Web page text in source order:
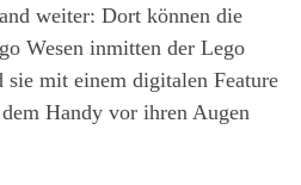
weiter: Dort können die
Wesen inmitten der Lego
sie mit einem digitalen Feature
Handy vor ihren Augen